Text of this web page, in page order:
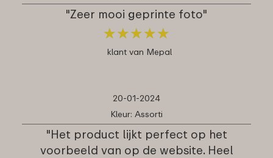
"Zeer mooi geprinte foto"
★★★★★
★★★★★
klant van Mepal
20-01-2024
Kleur: Assorti
"Het product lijkt perfect op het
voorbeeld van op de website. Heel